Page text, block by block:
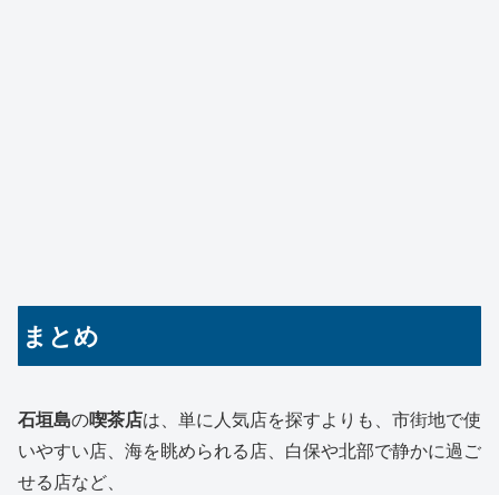
まとめ
石垣島の喫茶店は、単に人気店を探すよりも、市街地で使
いやすい店、海を眺められる店、白保や北部で静かに過ご
せる店など、